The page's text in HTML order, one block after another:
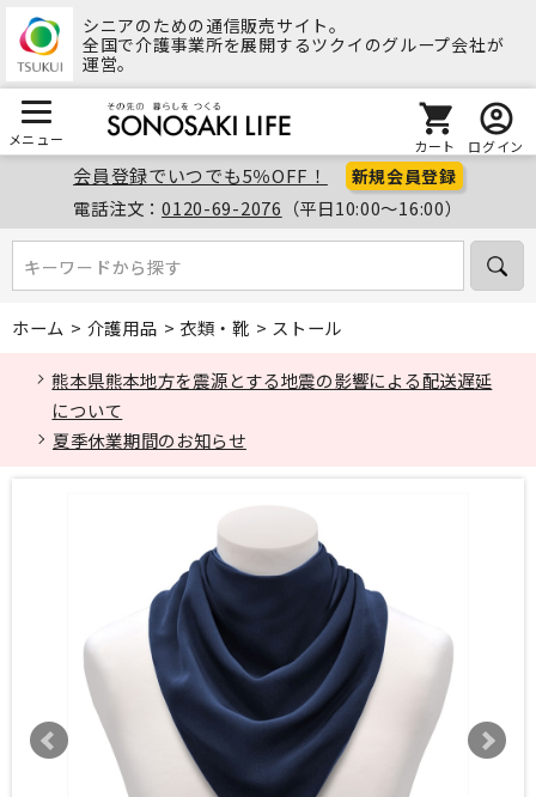
シニアのための通信販売サイト。
全国で介護事業所を展開するツクイのグループ会社が
運営。
メニュー カート ログイン
会員登録でいつでも5％OFF！ 新規会員登録
電話注文：0120-69-2076 （平日10:00～16:00）
キーワードから探す
キーワードから探す
ホーム > 介護用品 > 衣類・靴 > ストール
熊本県熊本地方を震源とする地震の影響による配送遅延
について
夏季休業期間のお知らせ